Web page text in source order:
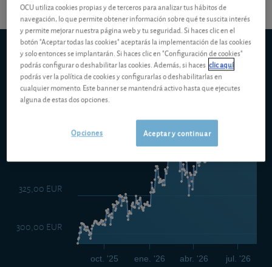
5d 1m 6m ytd 1y 5y 10y
ene. '26 jul. '26
oct. '25 abr. '26
Vanguard Japan Stock Index Investor EUR Acc
300,00 EUR
325,00 EUR
OCU utiliza cookies propias y de terceros para analizar tus hábitos de
navegación, lo que permite obtener información sobre qué te suscita interés
y permite mejorar nuestra página web y tu seguridad. Si haces clic en el
botón "Aceptar todas las cookies" aceptarás la implementación de las cookies
y solo entonces se implantarán. Si haces clic en "Configuración de cookies"
podrás configurar o deshabilitar las cookies. Además, si haces clic aquí
podrás ver la política de cookies y configurarlas o deshabilitarlas en
cualquier momento. Este banner se mantendrá activo hasta que ejecutes
alguna de estas dos opciones.
Aceptar y continuar
Opciones